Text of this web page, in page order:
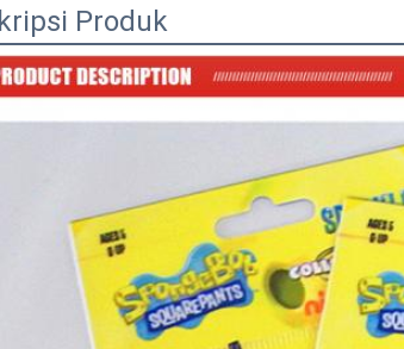
Produk